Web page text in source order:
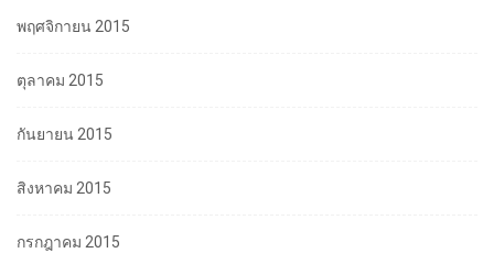
พฤศจิกายน 2015
ตุลาคม 2015
กันยายน 2015
สิงหาคม 2015
กรกฎาคม 2015